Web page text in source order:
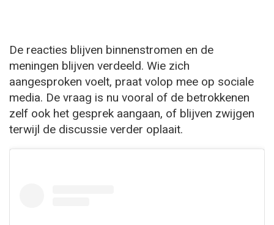
De reacties blijven binnenstromen en de
meningen blijven verdeeld. Wie zich
aangesproken voelt, praat volop mee op sociale
media. De vraag is nu vooral of de betrokkenen
zelf ook het gesprek aangaan, of blijven zwijgen
terwijl de discussie verder oplaait.